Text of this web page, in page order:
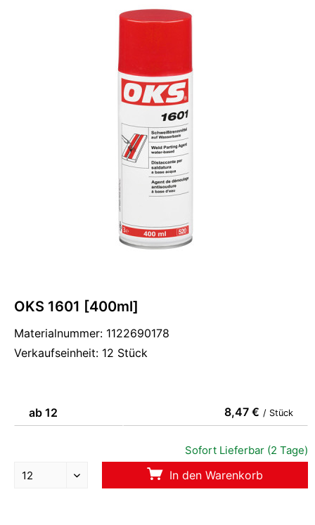
OKS 1601 [400ml]
Materialnummer: 1122690178
Verkaufseinheit: 12 Stück
ab 12 8,47 € / Stück
Sofort Lieferbar (2 Tage)
In den Warenkorb